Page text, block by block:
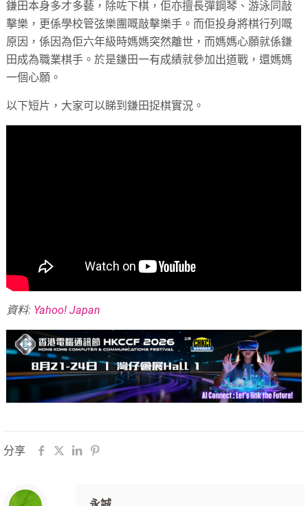
鎌田本身多才多藝，除咗下棋，佢亦擅長彈鋼琴、游泳同敲
擊樂，更係學校管弦樂團嘅敲擊樂手。而佢投身將棋行列嘅
原因，係因為佢六年級時媽媽突然離世，而媽媽心願就係鎌
田成為職業棋手。於是鎌田一有成績就參加出道戰，還媽媽
一個心願。
以下短片，大家可以睇到鎌田捉棋實況。
資料: Yahoo! Japan
分享